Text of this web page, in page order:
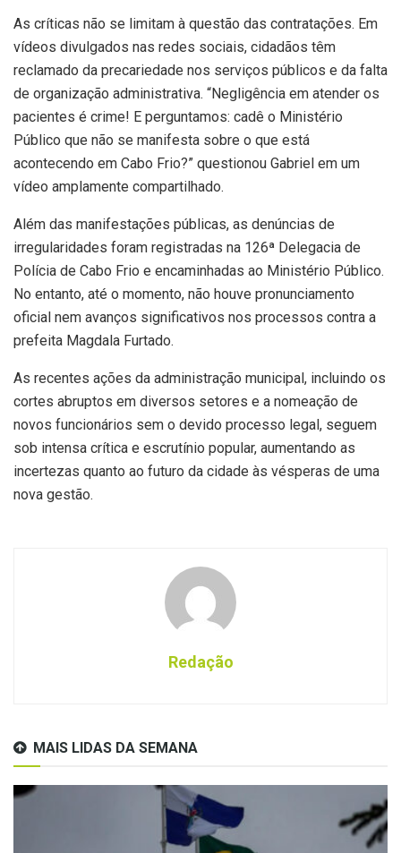
As críticas não se limitam à questão das contratações. Em
vídeos divulgados nas redes sociais, cidadãos têm
reclamado da precariedade nos serviços públicos e da falta
de organização administrativa. “Negligência em atender os
pacientes é crime! E perguntamos: cadê o Ministério
Público que não se manifesta sobre o que está
acontecendo em Cabo Frio?” questionou Gabriel em um
vídeo amplamente compartilhado.
Além das manifestações públicas, as denúncias de
irregularidades foram registradas na 126ª Delegacia de
Polícia de Cabo Frio e encaminhadas ao Ministério Público.
No entanto, até o momento, não houve pronunciamento
oficial nem avanços significativos nos processos contra a
prefeita Magdala Furtado.
As recentes ações da administração municipal, incluindo os
cortes abruptos em diversos setores e a nomeação de
novos funcionários sem o devido processo legal, seguem
sob intensa crítica e escrutínio popular, aumentando as
incertezas quanto ao futuro da cidade às vésperas de uma
nova gestão.
Redação
MAIS LIDAS DA SEMANA